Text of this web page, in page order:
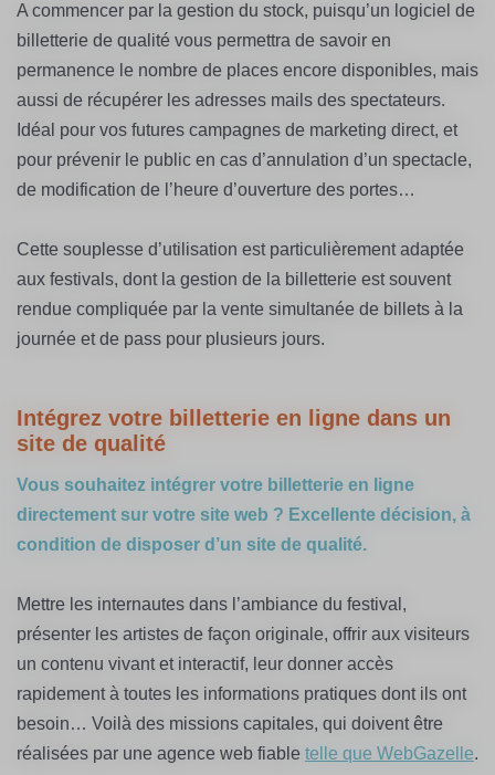
A commencer par la gestion du stock, puisqu’un logiciel de
billetterie de qualité vous permettra de savoir en
permanence le nombre de places encore disponibles, mais
aussi de récupérer les adresses mails des spectateurs.
Idéal pour vos futures campagnes de marketing direct, et
pour prévenir le public en cas d’annulation d’un spectacle,
de modification de l’heure d’ouverture des portes…
Cette souplesse d’utilisation est particulièrement adaptée
aux festivals, dont la gestion de la billetterie est souvent
rendue compliquée par la vente simultanée de billets à la
journée et de pass pour plusieurs jours.
Intégrez votre billetterie en ligne dans un
site de qualité
Vous souhaitez intégrer votre billetterie en ligne
directement sur votre site web ? Excellente décision, à
condition de disposer d’un site de qualité.
Mettre les internautes dans l’ambiance du festival,
présenter les artistes de façon originale, offrir aux visiteurs
un contenu vivant et interactif, leur donner accès
rapidement à toutes les informations pratiques dont ils ont
besoin… Voilà des missions capitales, qui doivent être
réalisées par une agence web fiable telle que WebGazelle.